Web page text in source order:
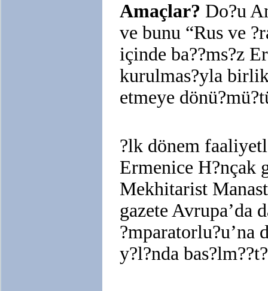
Amaçlar? Do?u
ve bunu “Rus ve
içinde ba??ms?z
kurulmas?yla
etmeye
?lk dönem
Ermenice H?nçak
Mekhitarist
gazete Avrupa’da
y?l?nda